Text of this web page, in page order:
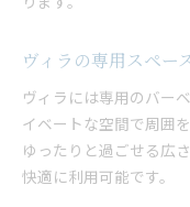
ヴィラの専用スペー
ヴィラには専用のバー
イベートな空間で周囲
ゆったりと過ごせる広
快適に利用可能です。